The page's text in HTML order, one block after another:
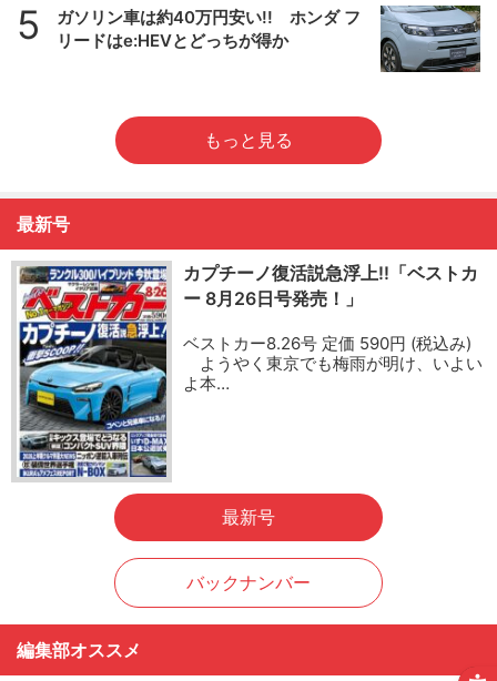
5
ガソリン車は約40万円安い!! ホンダ フ
リードはe:HEVとどっちが得か
もっと見る
最新号
カプチーノ復活説急浮上!!「ベストカ
ー 8月26日号発売！」
ベストカー8.26号 定価 590円 (税込み)
ようやく東京でも梅雨が明け、いよい
よ本…
最新号
バックナンバー
編集部オススメ